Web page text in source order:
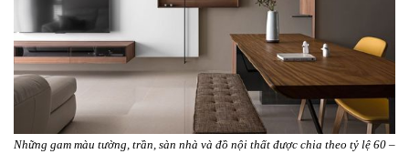
Những gam màu tường, trần, sàn nhà và đồ nội thất được chia theo tỷ lệ 60 –